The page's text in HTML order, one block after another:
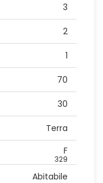
3
2
1
70
30
Terra
F
329
Abitabile